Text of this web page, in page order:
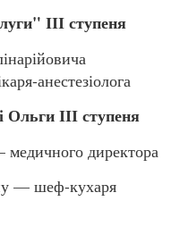
ІІІ ступеня
анестезіолога
ІІІ ступеня
директора
— шеф-кухаря